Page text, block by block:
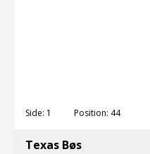
Side: 1 Position: 44
Texas Bøs